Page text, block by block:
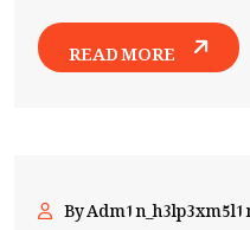
READ MORE
By